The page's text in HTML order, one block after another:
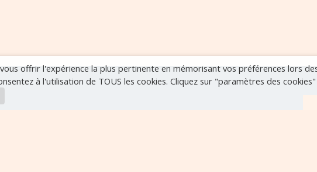
offrir l'expérience la plus pertinente en mémorisant vos préférences lors
à l'utilisation de TOUS les cookies. Cliquez sur "paramètres des